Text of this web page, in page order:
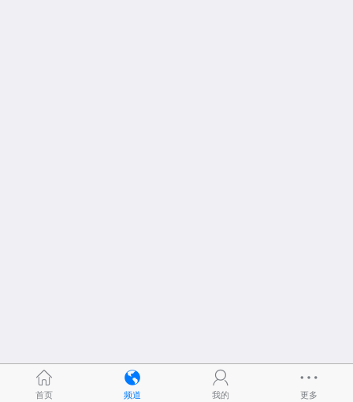
首页 频道 我的 更多